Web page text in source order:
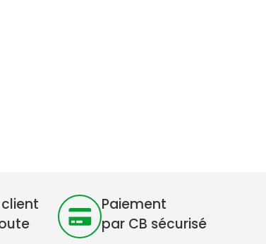
Paiement
par CB sécurisé